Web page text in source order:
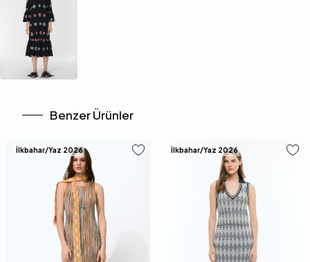
Benzer Ürünler
İlkbahar/Yaz 2026 İlkbahar/Yaz 2026